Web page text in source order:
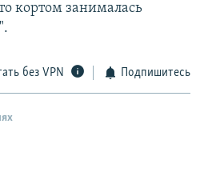
кортом занималась
без VPN Подпишитесь